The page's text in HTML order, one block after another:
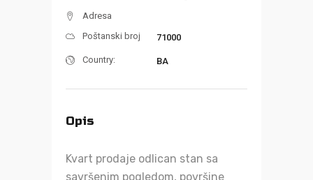
Adresa
Poštanski broj
71000
Country: BA
Opis
Kvart prodaje odlican stan sa
savršenim pogledom, površine